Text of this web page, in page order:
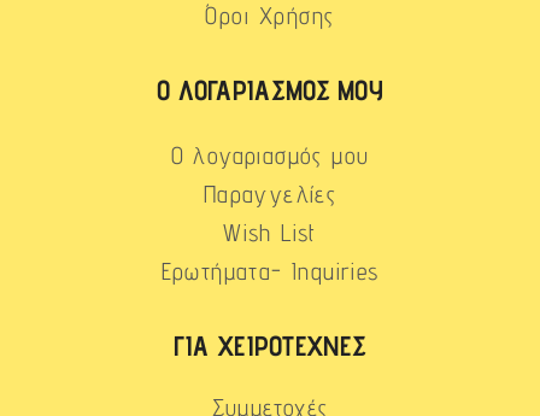
Όροι Χρήσης
Ο ΛΟΓΑΡΙΑΣΜΌΣ ΜΟΥ
Ο λογαριασμός μου
Παραγγελίες
Wish List
Ερωτήματα- Inquiries
ΓΙΑ ΧΕΙΡΟΤΈΧΝΕΣ
Συμμετοχές